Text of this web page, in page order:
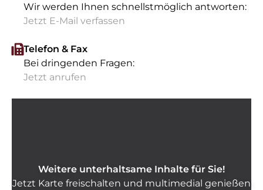
Wir werden Ihnen schnellstmöglich antworten:
Jetzt E-Mail verfassen
Telefon & Fax
Bei dringenden Fragen:
Jetzt anrufen
Weitere unterhaltsame Inhalte für Sie!
Jetzt Karte freischalten und multimedial genießen